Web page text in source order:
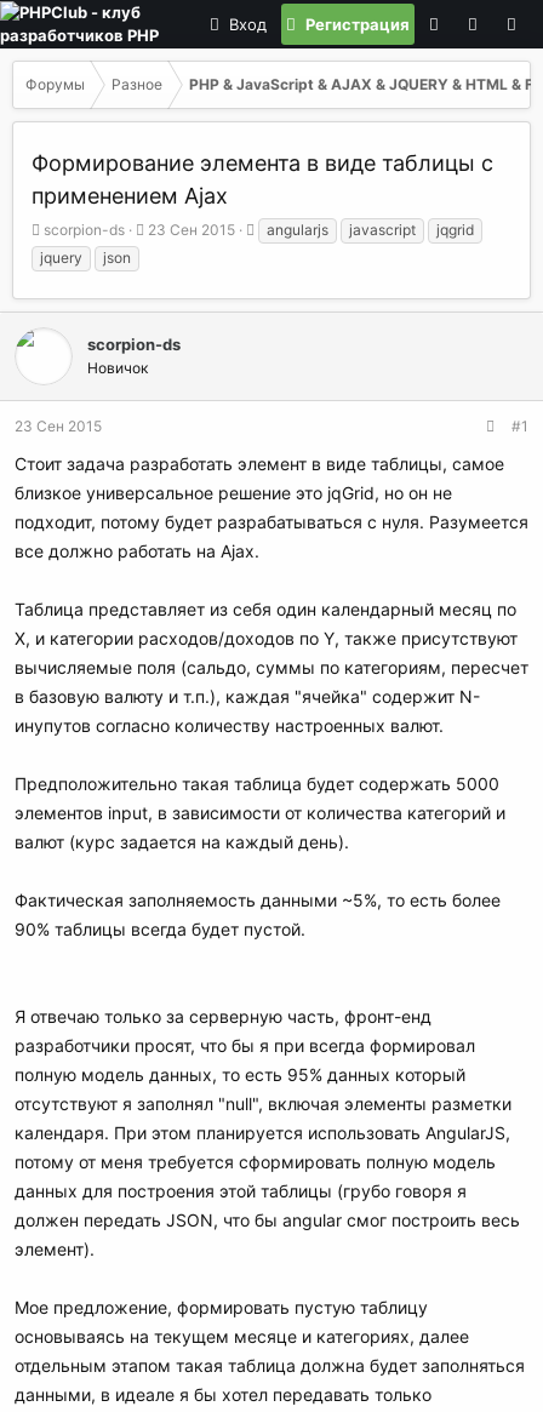
Вход Регистрация
Форумы Разное PHP & JavaScript & AJAX & JQUERY & HTML &
Формирование элемента в виде таблицы с
применением Ajax
А
в
т
р
м
ы
scorpion-ds
Д
н
л
23 Сен 2015
е
angularjs javascript
jqgrid
jquery
json
scorpion-ds
Новичок
23 Сен 2015 #1
Стоит задача разработать элемент в виде таблицы, самое
близкое универсальное решение это jqGrid, но он не
подходит, потому будет разрабатываться с нуля. Разумеется
все должно работать на Ajax.
Таблица представляет из себя один календарный месяц по
X, и категории расходов/доходов по Y, также присутствуют
вычисляемые поля (сальдо, суммы по категориям, пересчет
в базовую валюту и т.п.), каждая "ячейка" содержит N-
инупутов согласно количеству настроенных валют.
Предположительно такая таблица будет содержать 5000
элементов input, в зависимости от количества категорий и
валют (курс задается на каждый день).
Фактическая заполняемость данными ~5%, то есть более
90% таблицы всегда будет пустой.
Я отвечаю только за серверную часть, фронт-енд
разработчики просят, что бы я при всегда формировал
полную модель данных, то есть 95% данных который
отсутствуют я заполнял "null", включая элементы разметки
календаря. При этом планируется использовать AngularJS,
потому от меня требуется сформировать полную модель
данных для построения этой таблицы (грубо говоря я
должен передать JSON, что бы angular смог построить весь
элемент).
Мое предложение, формировать пустую таблицу
основываясь на текущем месяце и категориях, далее
отдельным этапом такая таблица должна будет заполняться
данными, в идеале я бы хотел передавать только